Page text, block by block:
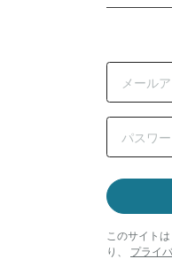
このサイト
り、 プライ